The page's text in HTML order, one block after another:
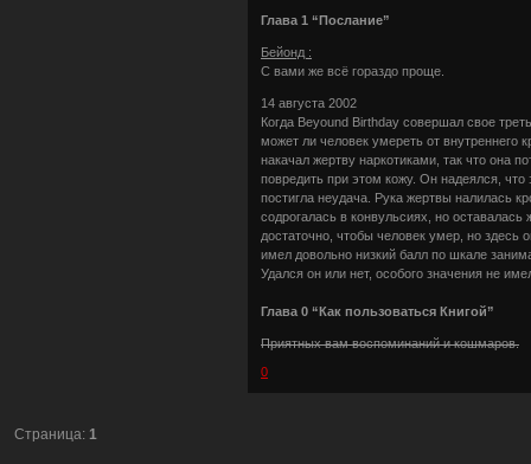
Глава 1 “Послание”
Бейонд :
С вами же всё гораздо проще.
14 августа 2002
Когда Beyound Birthday совершал свое
может ли человек умереть от внутреннего
накачал жертву наркотиками, так что она
повредить при этом кожу. Он надеялся, что
постигла неудача. Рука жертвы налилась
содрогалась в конвульсиях, но
достаточно, чтобы человек умер, но здесь
имел довольно низкий балл по шкале
Удался он или нет, особого значения не
Глава 0 “Как пользоваться Книгой”
Приятных вам воспоминаний и кошмаров.
0
Страница:1